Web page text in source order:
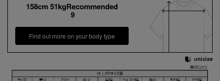
158cm 51kgRecommended
9
Find out more on your body type